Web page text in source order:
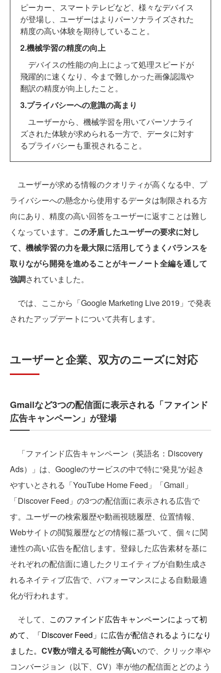
ピーカー、スマートテレビなど、様々なデバイス
が登場し、ユーザーはよりパーソナライズされた
精度の高い体験を期待していること。
2.機械学習の精度の向上
デバイスの性能の向上によって処理スピードが
飛躍的に速くなり、今まで難しかった画像認識や
翻訳の精度が向上したこと。
3.プライバシーへの意識の高まり
ユーザーから、機械学習を用いてパーソナライ
ズされた体験が求められる一方で、データに対す
るプライバシーも重視されること。
ユーザーが求める情報のクオリティが高くなる中、プ
ライバシーへの懸念から使用するデータは制限される方
向にあり、精度の高い回答をユーザーに返すことは難し
くなっています。 この矛盾したユーザーの要求に対し
て、機械学習の力を最大限に活用してうまくバランスを
取りながら開発を進めることがキーノート全編を通して
強調されていました。
では、ここから「Google Marketing Live 2019」で発表
されたアップデートについて共有します。
ユーザーと企業、双方のニーズに対応
Gmailなど3つの配信面に表示される「ファインド
広告キャンペーン」が登場
「ファインド広告キャンペーン（英語名：Discovery
Ads）」は、Googleのサービスの中で特に“発見”が起き
やすいとされる「YouTube Home Feed」「Gmail」
「Discover Feed」の3つの配信面に表示される広告で
す。ユーザーの検索履歴や動画視聴履歴、位置情報、
Webサイトの閲覧履歴などの情報に基づいて、個々に関
連性の高い広告を配信します。登録した広告素材を基に
それぞれの配信面に適したクリエイティブが自動生成さ
れるネイティブ広告で、パフォーマンスによる自動最適
化が行われます。
そして、 このファインド広告キャンペーンによって初
めて、「Discover Feed」に広告が配信されるようになり
ました。 CV数が増える可能性が高いので、クリック率や
コンバージョン（以下、CV）率が他の配信面とどのよう